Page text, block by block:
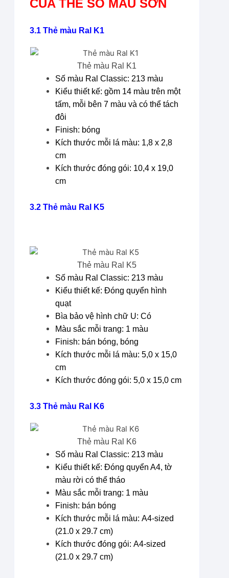
CỦA THẺ SO MÀU SƠN
3.1 Thẻ màu Ral K1
Thẻ màu Ral K1
Số màu Ral Classic: 213 màu
Kiểu thiết kế: gồm 14 màu trên một
tấm, mỗi bên 7 màu và có thể tách
đôi
Finish: bóng
Kích thước mỗi lá màu: 1,8 x 2,8
cm
Kích thước đóng gói: 10,4 x 19,0
cm
3.2 Thẻ màu Ral K5
Thẻ màu Ral K5
Số màu Ral Classic: 213 màu
Kiểu thiết kế: Đóng quyển hình
quạt
Bìa bảo vệ hình chữ U: Có
Màu sắc mỗi trang: 1 màu
Finish: bán bóng, bóng
Kích thước mỗi lá màu: 5,0 x 15,0
cm
Kích thước đóng gói: 5,0 x 15,0 cm
3.3 Thẻ màu Ral K6
Thẻ màu Ral K6
Số màu Ral Classic: 213 màu
Kiểu thiết kế: Đóng quyển A4, tờ
màu rời có thể tháo
Màu sắc mỗi trang: 1 màu
Finish: bán bóng
Kích thước mỗi lá màu: A4-sized
(21.0 x 29.7 cm)
Kích thước đóng gói: A4-sized
(21.0 x 29.7 cm)